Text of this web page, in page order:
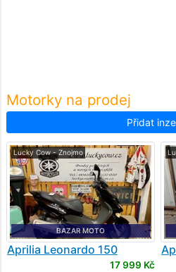
Motorky na prodej
Přidat
Lucky Cow - Znojmo
BAZAR MOTO
Aprilia Leonardo 150
17 999 Kč